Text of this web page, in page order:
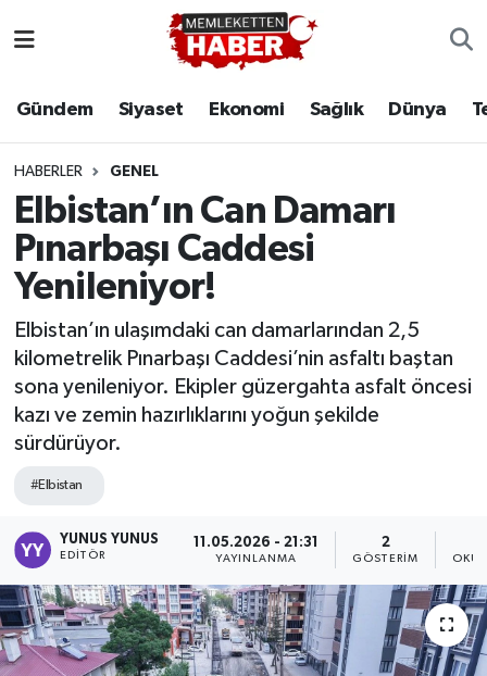
Gündem Siyaset Ekonomi Sağlık Dünya
HABERLER GENEL
Elbistan’ın Can Damarı
Pınarbaşı Caddesi
Yenileniyor!
Elbistan’ın ulaşımdaki can damarlarından 2,5
kilometrelik Pınarbaşı Caddesi’nin asfaltı baştan
sona yenileniyor. Ekipler güzergahta asfalt öncesi
kazı ve zemin hazırlıklarını yoğun şekilde
sürdürüyor.
#Elbistan
YUNUS YUNUS
EDITÖR
11.05.2026 - 21:31
YAYINLANMA
2
GÖSTERIM